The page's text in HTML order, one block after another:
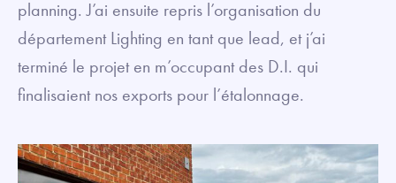
planning. J’ai ensuite repris l’organisation du
département Lighting en tant que lead, et j’ai
terminé le projet en m’occupant des D.I. qui
finalisaient nos exports pour l’étalonnage.